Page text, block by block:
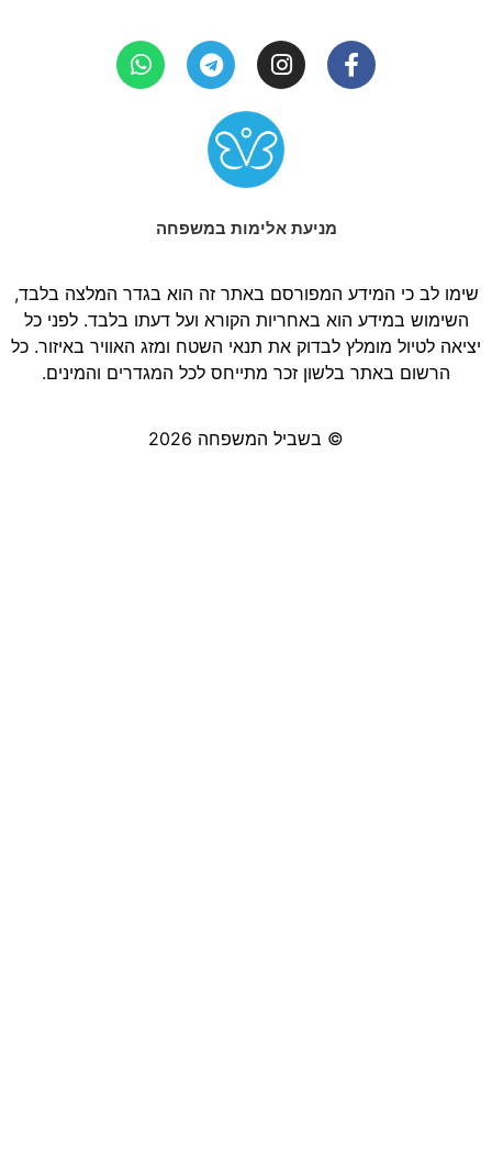
מניעת אלימות במשפחה
שימו לב כי המידע המפורסם באתר זה הוא בגדר המלצה בלבד,
השימוש במידע הוא באחריות הקורא ועל דעתו בלבד. לפני כל
יציאה לטיול מומלץ לבדוק את תנאי השטח ומזג האוויר באיזור. כל
הרשום באתר בלשון זכר מתייחס לכל המגדרים והמינים.
© בשביל המשפחה 2026